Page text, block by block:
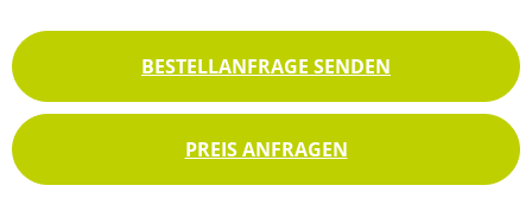
BESTELLANFRAGE SENDEN
PREIS ANFRAGEN